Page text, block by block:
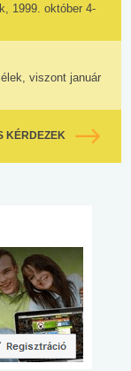
1999. október 4-
viszont január
KÉRDEZEK